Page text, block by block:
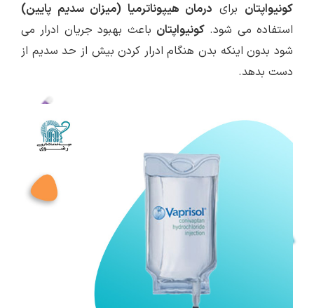
کونیواپتان برای درمان هیپوناترمیا (میزان سدیم پایین)
استفاده می شود.کونیواپتان باعث بهبود جریان ادرار می
شود بدون اینکه بدن هنگام ادرار کردن بیش از حد سدیم از
دست بدهد.